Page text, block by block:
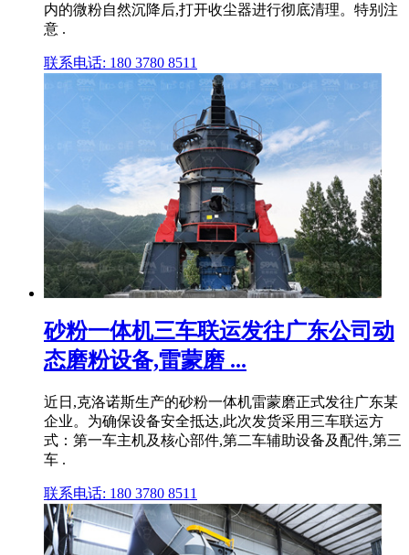
内的微粉自然沉降后,打开收尘器进行彻底清理。特别注
意 .
联系电话: 180 3780 8511
砂粉一体机三车联运发往广东公司动
态磨粉设备,雷蒙磨 ...
近日,克洛诺斯生产的砂粉一体机雷蒙磨正式发往广东某
企业。为确保设备安全抵达,此次发货采用三车联运方
式：第一车主机及核心部件,第二车辅助设备及配件,第三
车 .
联系电话: 180 3780 8511